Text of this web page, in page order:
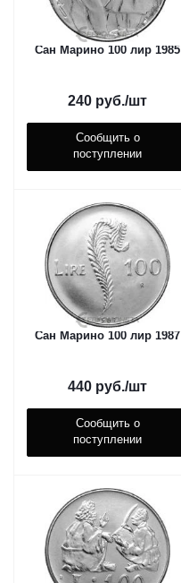
Сан Марино 100 лир 1985
240 руб./шт
Сообщить о
поступлении
Сан Марино 100 лир 1987
440 руб./шт
Сообщить о
поступлении